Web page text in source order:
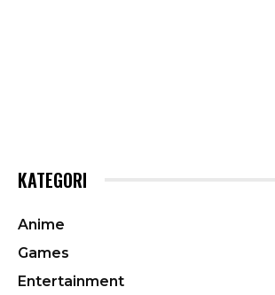
KATEGORI
Anime
Games
Entertainment